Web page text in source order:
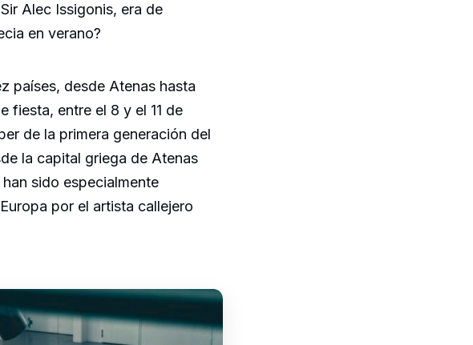
Alec Issigonis, era de
en verano?
países, desde Atenas hasta
fiesta, entre el 8 y el 11 de
de la primera generación del
la capital griega de Atenas
sido especialmente
por el artista callejero